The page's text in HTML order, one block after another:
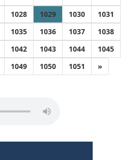
1028 1029 1030
1031
1035 1036 1037
1038
1042 1043 1044
1045
1049 1050 1051 »